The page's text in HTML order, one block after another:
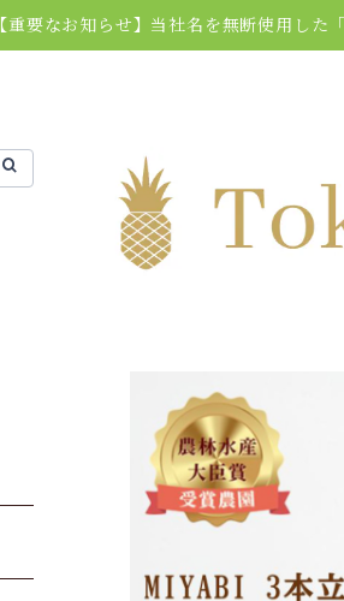
【重要なお知らせ】当社名を無断使用した